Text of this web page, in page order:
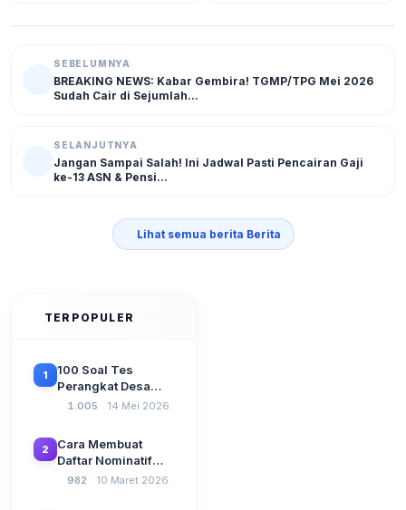
SEBELUMNYA
BREAKING NEWS: Kabar Gembira! TGMP/TPG Mei 2026
Sudah Cair di Sejumlah...
SELANJUTNYA
Jangan Sampai Salah! Ini Jadwal Pasti Pencairan Gaji
ke-13 ASN & Pensi...
Lihat semua berita Berita
TERPOPULER
1
100 Soal Tes
Perangkat Desa
Terbaru 2026
CAT Berbasis UU
Desa No. 3 Tahun
2024
1.005 14 Mei 2026
2
Cara Membuat
Daftar Nominatif
Siltap di Aplikasi
982 10 Maret 2026